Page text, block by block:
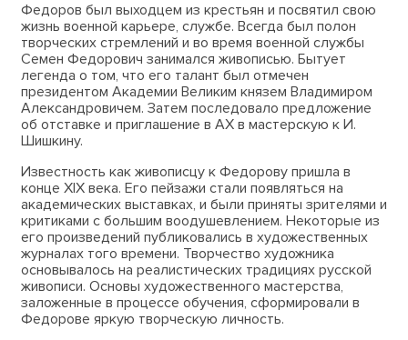
Федоров был выходцем из крестьян и посвятил свою
жизнь военной карьере, службе. Всегда был полон
творческих стремлений и во время военной службы
Семен Федорович занимался живописью. Бытует
легенда о том, что его талант был отмечен
президентом Академии Великим князем Владимиром
Александровичем. Затем последовало предложение
об отставке и приглашение в АХ в мастерскую к И.
Шишкину.
Известность как живописцу к Федорову пришла в
конце XIX века. Его пейзажи стали появляться на
академических выставках, и были приняты зрителями и
критиками с большим воодушевлением. Некоторые из
его произведений публиковались в художественных
журналах того времени. Творчество художника
основывалось на реалистических традициях русской
живописи. Основы художественного мастерства,
заложенные в процессе обучения, сформировали в
Федорове яркую творческую личность.